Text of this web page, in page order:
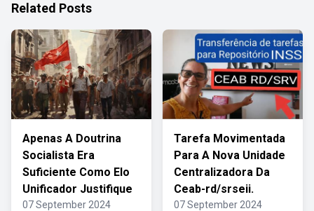
Related Posts
Apenas A Doutrina
Socialista Era
Suficiente Como Elo
Unificador Justifique
07 September 2024
Tarefa Movimentada
Para A Nova Unidade
Centralizadora Da
Ceab-rd/srseii.
07 September 2024